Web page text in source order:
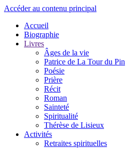
Accéder au contenu principal
Accueil
Biographie
Livres
Âges de la vie
Patrice de La Tour du Pin
Poésie
Prière
Récit
Roman
Sainteté
Spiritualité
Thérèse de Lisieux
Activités
Retraites spirituelles